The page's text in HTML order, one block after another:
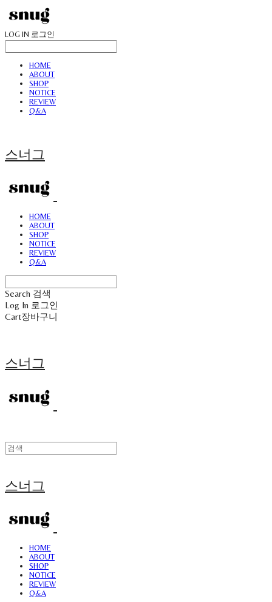
LOG IN 로그인
HOME
ABOUT
SHOP
NOTICE
REVIEW
Q&A
스너그
HOME
ABOUT
SHOP
NOTICE
REVIEW
Q&A
Search 검색
Log In 로그인
Cart장바구니
스너그
스너그
HOME
ABOUT
SHOP
NOTICE
REVIEW
Q&A